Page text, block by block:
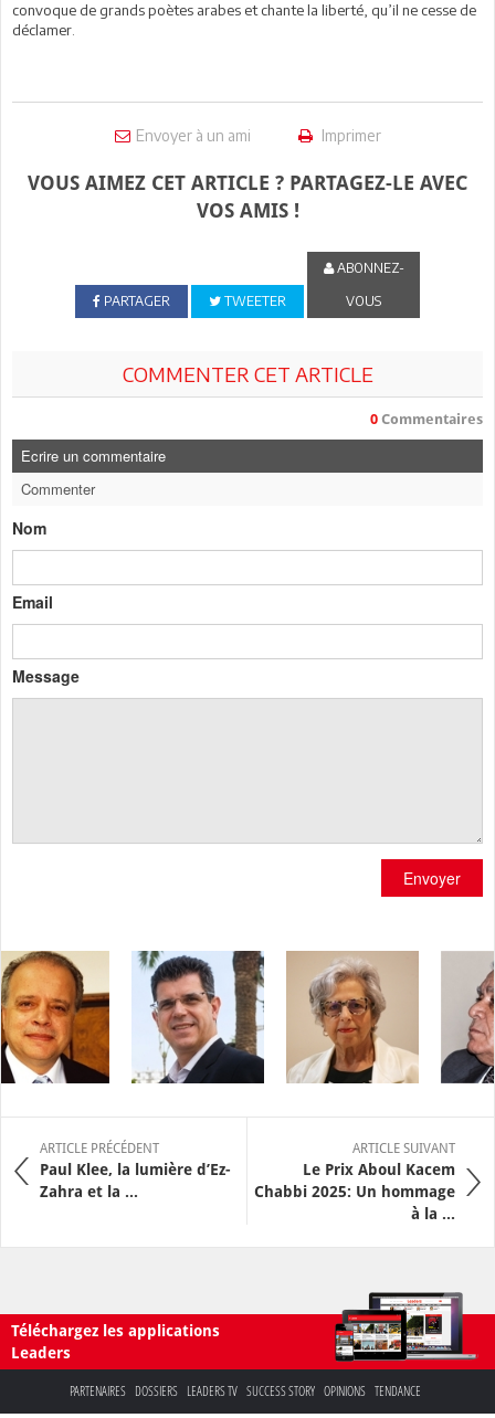
convoque de grands poètes arabes et chante la liberté, qu’il ne cesse de
déclamer.
Envoyer à un ami Imprimer
VOUS AIMEZ CET ARTICLE ? PARTAGEZ-LE AVEC
VOS AMIS !
PARTAGER TWEETER
ABONNEZ-
VOUS
COMMENTER CET ARTICLE
0 Commentaires
Ecrire un commentaire
Commenter
Nom
Email
Message
Envoyer
ARTICLE PRÉCÉDENT
Paul Klee, la lumière d’Ez-
Zahra et la ...
ARTICLE SUIVANT
Le Prix Aboul Kacem
Chabbi 2025: Un hommage
à la ...
Téléchargez les applications
Leaders
PARTENAIRES DOSSIERS LEADERS TV SUCCESS STORY OPINIONS TENDANCE